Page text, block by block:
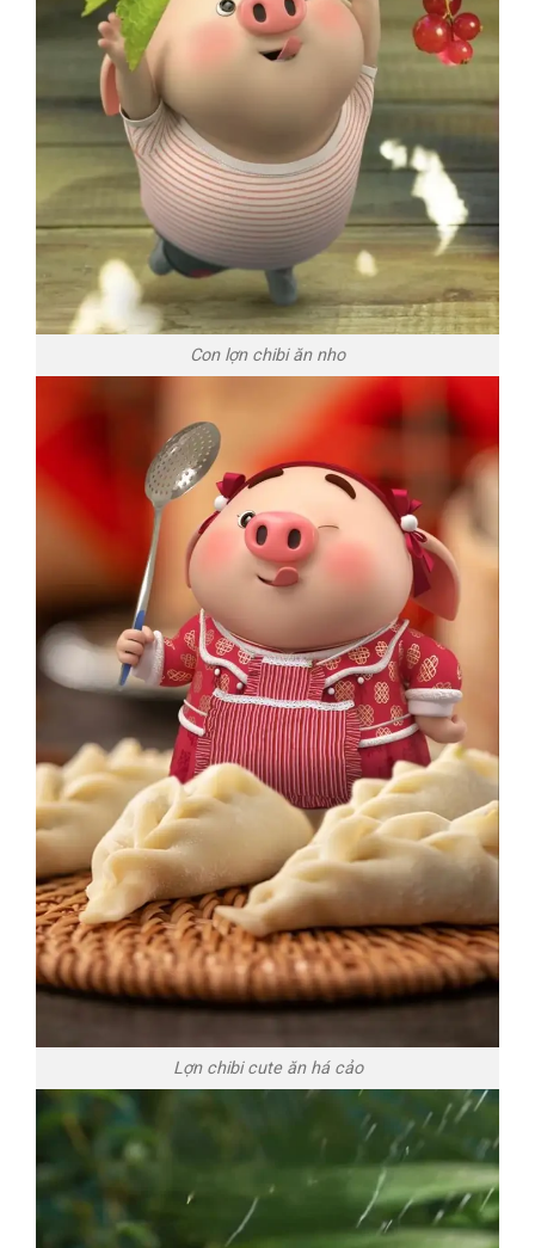
Con lợn chibi ăn nho
Lợn chibi cute ăn há cảo